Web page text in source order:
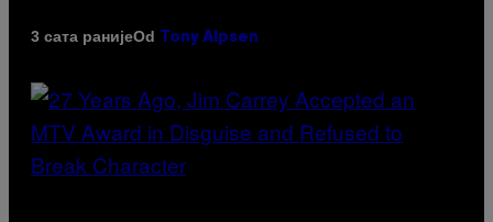
3 сата ранијеOd Tony Alpsen